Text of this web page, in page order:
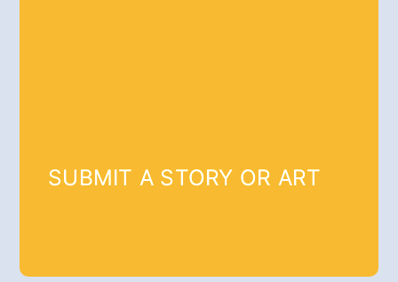
SUBMIT A STORY OR ART